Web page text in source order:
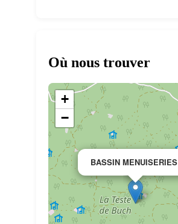
Où nous trouver
BASSIN MENUISERIES
+
−